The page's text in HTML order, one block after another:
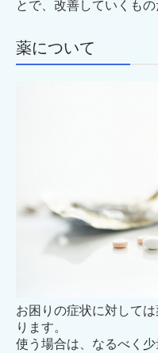
とで、改善していくも
薬について
お困りの症状に対して
ります。
使う場合は、なるべく